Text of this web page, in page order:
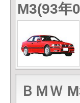
M3(93年
ＢＭＷ